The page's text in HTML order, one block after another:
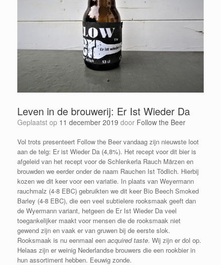
Leven in de brouwerij: Er Ist Wieder Da
Geplaatst op 11 december 2019 door Follow the Beer
Vol trots presenteert Follow the Beer vandaag zijn nieuwste loot
aan de telg: Er ist Wieder Da (4,8%). Het recept voor dit bier is
afgeleid van het recept voor de Schlenkerla Rauch Märzen en
brouwden we eerder onder de naam Rauchen Ist Tödlich. Hierbij
kozen we dit keer voor een variatie. In plaats van Weyermann
rauchmalz (4-8 EBC) gebruikten we dit keer Bio Beech Smoked
Barley (4-8 EBC), die een veel subtielere rooksmaak geeft dan
de Wyermann variant, hetgeen de Er Ist Wieder Da veel
toegankelijker maakt voor mensen die de rooksmaak niet
gewend zijn en vaak er van gruwen bij de eerste slok.
Rooksmaak is nu eenmaal een acquired taste. Wij zijn er dol op.
Helaas zijn er weinig Nederlandse brouwers die een rookbier in
hun assortiment hebben. Eeuwig zonde.